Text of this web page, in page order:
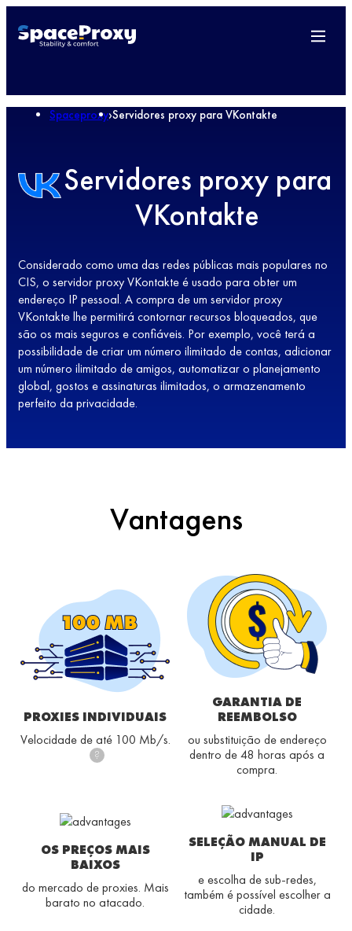
Spaceproxy›Servidores proxy para VKontakte
Servidores proxy para
VKontakte
Considerado como uma das redes públicas mais populares no
CIS, o servidor proxy VKontakte é usado para obter um
endereço IP pessoal. A compra de um servidor proxy
VKontakte lhe permitirá contornar recursos bloqueados, que
são os mais seguros e confiáveis. Por exemplo, você terá a
possibilidade de criar um número ilimitado de contas, adicionar
um número ilimitado de amigos, automatizar o planejamento
global, gostos e assinaturas ilimitados, o armazenamento
perfeito da privacidade.
Vantagens
PROXIES INDIVIDUAIS
Velocidade de até 100 Mb/s.
?
GARANTIA DE
REEMBOLSO
ou substituição de endereço
dentro de 48 horas após a
compra.
OS PREÇOS MAIS
BAIXOS
do mercado de proxies. Mais
barato no atacado.
SELEÇÃO MANUAL DE
IP
e escolha de sub-redes,
também é possível escolher a
cidade.